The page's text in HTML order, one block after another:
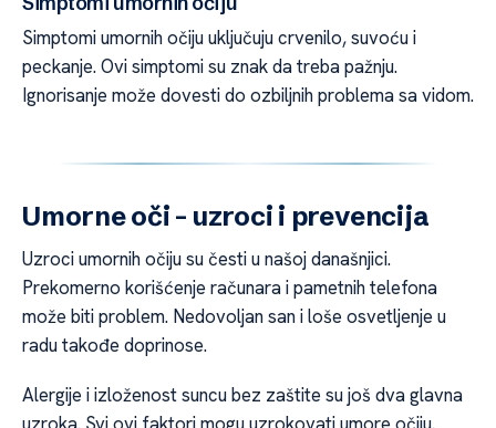
Simptomi umornih očiju uključuju crvenilo, suvoću i
peckanje. Ovi simptomi su znak da treba pažnju.
Ignorisanje može dovesti do ozbiljnih problema sa vidom.
Umorne oči – uzroci i prevencija
Uzroci umornih očiju su česti u našoj današnjici.
Prekomerno korišćenje računara i pametnih telefona
može biti problem. Nedovoljan san i loše osvetljenje u
radu takođe doprinose.
Alergije i izloženost suncu bez zaštite su još dva glavna
uzroka. Svi ovi faktori mogu uzrokovati umore očiju.